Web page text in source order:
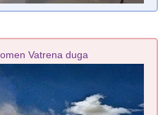
Vatrena duga